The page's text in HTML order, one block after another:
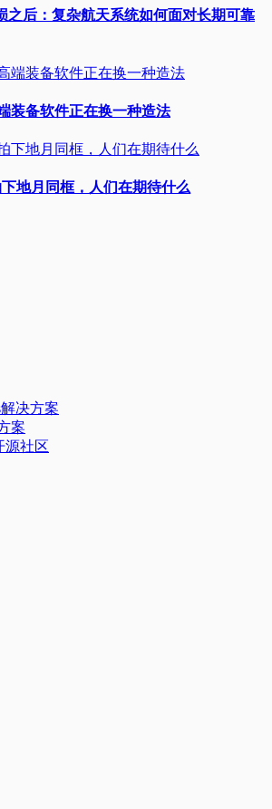
之后：复杂航天系统如何面对长期可靠
装备软件正在换一种造法
地月同框，人们在期待什么
决方案
案
源社区